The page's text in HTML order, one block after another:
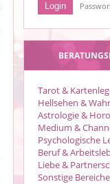
Tarot &
Hellsehen &
Astrologie &
Medium &
Psychologische
Beruf &
Liebe &
Sonstige Bereiche